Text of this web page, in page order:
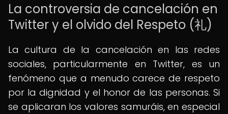
La controversia de cancelación en
Twitter y el olvido del Respeto (礼)
La cultura de la cancelación en las redes
sociales, particularmente en Twitter, es un
fenómeno que a menudo carece de respeto
por la dignidad y el honor de las personas. Si
se aplicaran los valores samuráis, en especial